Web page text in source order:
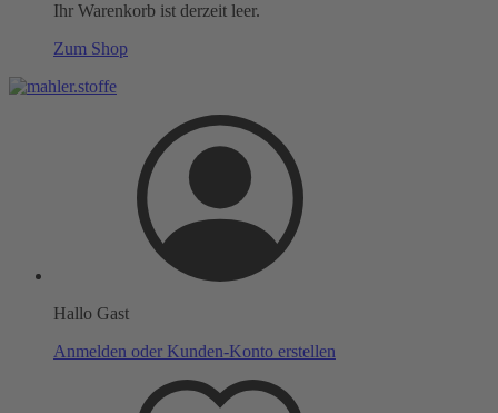
Ihr Warenkorb ist derzeit leer.
Zum Shop
Hallo Gast
Anmelden oder Kunden-Konto erstellen